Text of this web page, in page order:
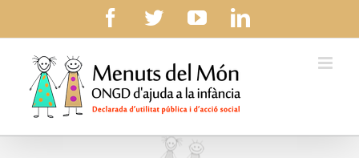
content
facebook
twitteryoutubelinkedin